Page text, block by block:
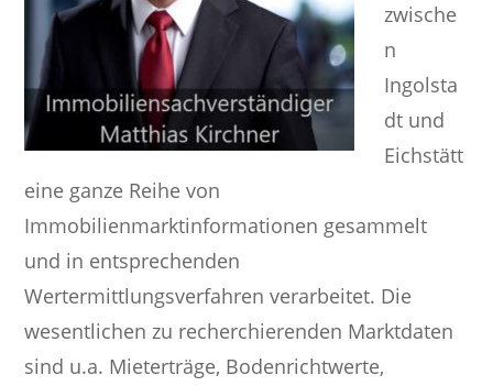
zwische
n
Ingolsta
dt und
Eichstätt
eine ganze Reihe von
Immobilienmarktinformationen gesammelt
und in entsprechenden
Wertermittlungsverfahren verarbeitet. Die
wesentlichen zu recherchierenden Marktdaten
sind u.a. Mieterträge, Bodenrichtwerte,